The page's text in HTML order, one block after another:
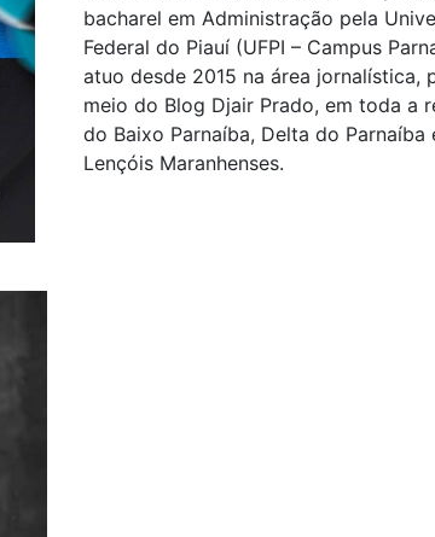
bacharel em Administração pela
Federal do Piauí (UFPI – Campus
atuo desde 2015 na área jornalística,
meio do Blog Djair Prado, em toda a
do Baixo Parnaíba, Delta do Parnaíba
Lençóis Maranhenses.